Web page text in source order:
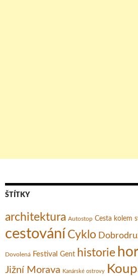
ŠTÍTKY
architektura Autostop Cesta kolem
cestování Cyklo
Dovolená Festival Gent historie
Jižní Morava Kanárské ostrovy